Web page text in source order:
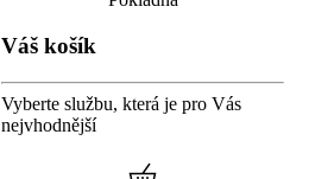
Váš košík
Vyberte službu, která je pro Vás
nejvhodnější